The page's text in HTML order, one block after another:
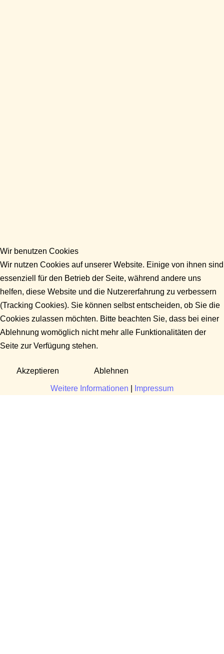
Wir benutzen Cookies
Wir nutzen Cookies auf unserer Website. Einige von ihnen sind
essenziell für den Betrieb der Seite, während andere uns
helfen, diese Website und die Nutzererfahrung zu verbessern
(Tracking Cookies). Sie können selbst entscheiden, ob Sie die
Cookies zulassen möchten. Bitte beachten Sie, dass bei einer
Ablehnung womöglich nicht mehr alle Funktionalitäten der
Seite zur Verfügung stehen.
Akzeptieren Ablehnen
Weitere Informationen Impressum